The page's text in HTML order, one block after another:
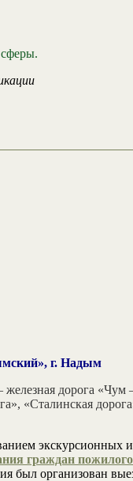
г. Надым
дорога
«Сталинская
граждан
был организован